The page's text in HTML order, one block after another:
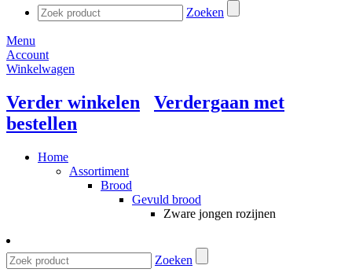
Zoeken
Menu
Account
Winkelwagen
Verder winkelen
Verdergaan met
bestellen
Home
Assortiment
Brood
Gevuld brood
Zware jongen rozijnen
Zoeken